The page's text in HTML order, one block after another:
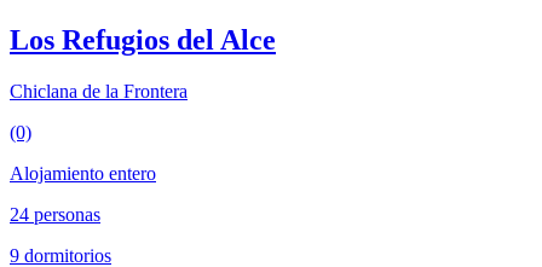
Los Refugios del Alce
Chiclana de la Frontera
(0)
Alojamiento entero
24 personas
9 dormitorios